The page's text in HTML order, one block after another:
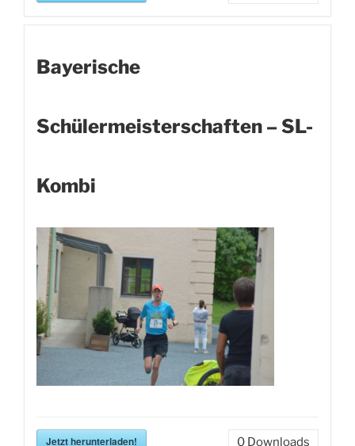
Bayerische
Schülermeisterschaften – SL-
Kombi
Jetzt herunterladen! 0 Downloads